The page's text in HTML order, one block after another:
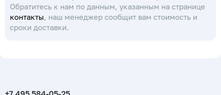
Обратитесь к нам по данным, указанным на странице
контакты, наш менеджер сообщит вам стоимость и
сроки доставки.